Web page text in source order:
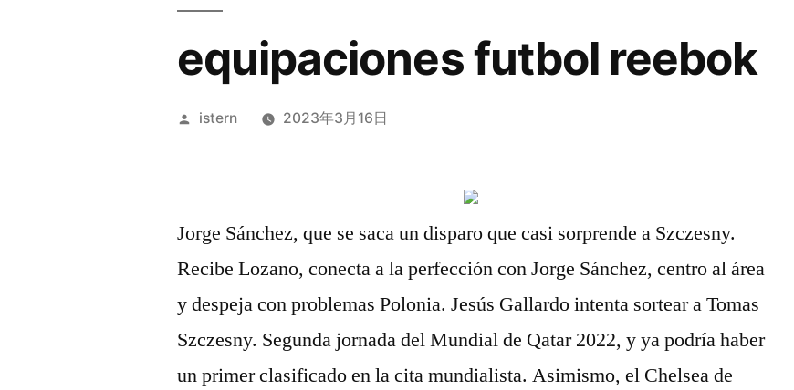
equipaciones futbol reebok
Publicado
istern 2023年3月16日
Jorge Sánchez, que se saca un disparo que casi sorprende a Szczesny.
Recibe Lozano, conecta a la perfección con Jorge Sánchez, centro al área
y despeja con problemas Polonia. Jesús Gallardo intenta sortear a Tomas
Szczesny. Segunda jornada del Mundial de Qatar 2022, y ya podría haber
un primer clasificado en la cita mundialista. Asimismo, el Chelsea de